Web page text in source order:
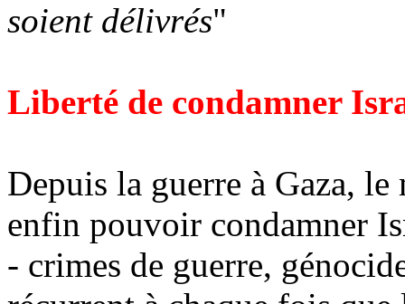
soient délivrés"
Liberté de condamner
Depuis la guerre à Gaza,
enfin pouvoir condamner
- crimes de guerre,